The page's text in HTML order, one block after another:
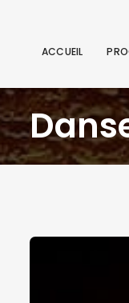
ACCUEIL